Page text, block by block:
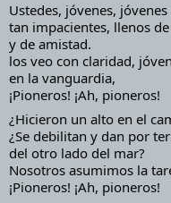
Ustedes, jóvenes,
tan impacientes, llenos
y de amistad.
los veo con claridad,
en la vanguardia,
¡Pioneros! ¡Ah, pioneros!
¿Hicieron un alto en el
¿Se debilitan y dan por
del otro lado del mar?
Nosotros asumimos la
¡Pioneros! ¡Ah, pioneros!